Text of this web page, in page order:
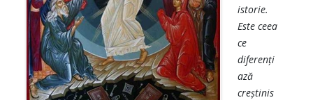
istorie.
Este ceea
ce
diferenţi
ază
creştinis